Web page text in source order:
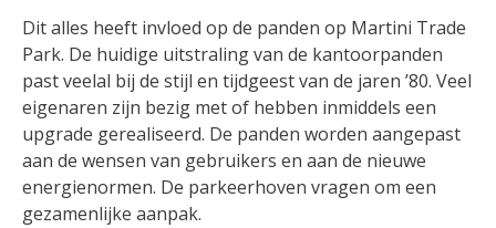
Dit alles heeft invloed op de panden op Martini Trade
Park. De huidige uitstraling van de kantoorpanden
past veelal bij de stijl en tijdgeest van de jaren ’80. Veel
eigenaren zijn bezig met of hebben inmiddels een
upgrade gerealiseerd. De panden worden aangepast
aan de wensen van gebruikers en aan de nieuwe
energienormen. De parkeerhoven vragen om een
gezamenlijke aanpak.